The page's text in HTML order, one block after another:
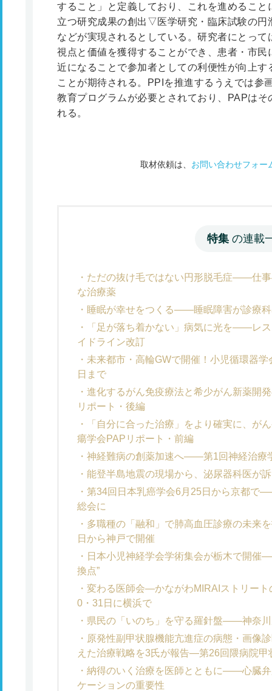
すること」と定義しており、これを進めるこ
立つ研究成果の創出▽医学研究・臨床試験の
などが実現されるとしている。研究者にとっ
視点と価値を獲得することができ、患者・市
近になることで参加者としての利便性が向上
ことが期待される。PPIを推進するうえでは参
教育プログラムが必要とされており、PAPは
れる。
取材依頼は、 お問い合わせフォー
特集 の連載
ただの抜け毛ではない円形脱毛症――仕
な治療薬
睡眠が幸せをつくる――睡眠障害が診療
「足が落ち着かない」病気に光を――レ
イドライン改訂
未来都市・高輪GWで開催！小児循環器
日まで
進化するがん免疫療法と希少がん新薬開
リポート・後編
「自分に合った治療」をより確実に、
瘍学会PAPリポート・前編
神経難病の創薬加速へ――第1回神経治療
能登半島地震の現場から、泌尿器科医が
第34回日本乳癌学会6月25日から京都で
総会に
多職種の「融和」で肺高血圧診療の未
日から神戸で開催
日本小児神経学会学術集会が栃木で開催
換点”
変わる医師会―かながわMIRAIストリー
0・31日に横浜で
県民の「いのち」を守る羅針盤――神奈
原発性副甲状腺機能亢進症の病態・画像
えた治療戦略を3氏が報告―第26回隈病院甲
納得のいく治療を医師とともに――心臓
ケーションの重要性